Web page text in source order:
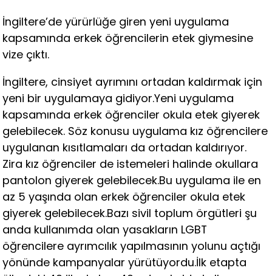
İngiltere’de yürürlüğe giren yeni uygulama
kapsamında erkek öğrencilerin etek giymesine
vize çıktı.
İngiltere, cinsiyet ayrımını ortadan kaldırmak için
yeni bir uygulamaya gidiyor.Yeni uygulama
kapsamında erkek öğrenciler okula etek giyerek
gelebilecek. Söz konusu uygulama kız öğrencilere
uygulanan kısıtlamaları da ortadan kaldırıyor.
Zira kız öğrenciler de istemeleri halinde okullara
pantolon giyerek gelebilecek.Bu uygulama ile en
az 5 yaşında olan erkek öğrenciler okula etek
giyerek gelebilecek.Bazı sivil toplum örgütleri şu
anda kullanımda olan yasakların LGBT
öğrencilere ayrımcılık yapılmasının yolunu açtığı
yönünde kampanyalar yürütüyordu.İlk etapta